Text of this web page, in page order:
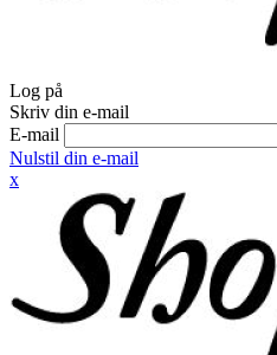
Log på
Skriv din e-mail
E-mail
Nulstil din e-mail
x